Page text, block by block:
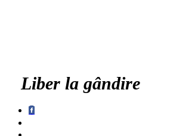
Liber la gândire